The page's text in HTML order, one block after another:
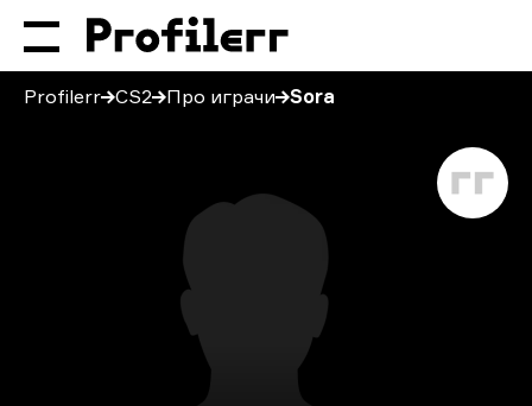
Profilerr CS2 Про играчи Sora